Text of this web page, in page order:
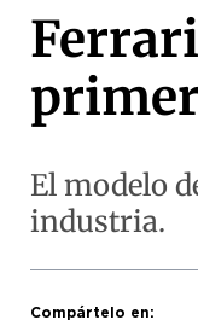
El modelo
industria.
Compártelo en: